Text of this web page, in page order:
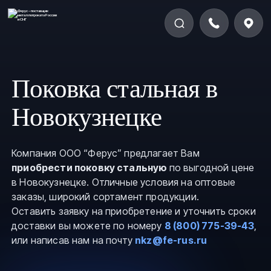
Поковка стальная в
Новокузнецке
Компания ООО “Ферус” предлагает Вам
приобрести поковку стальную по выгодной цене
в Новокузнецке. Отличные условия на оптовые
заказы, широкий сортамент продукции.
Оставить заявку на приобретение и уточнить сроки
доставки вы можете по номеру 8 (800) 775-39-43,
или написав нам на почту nkz@fe-rus.ru